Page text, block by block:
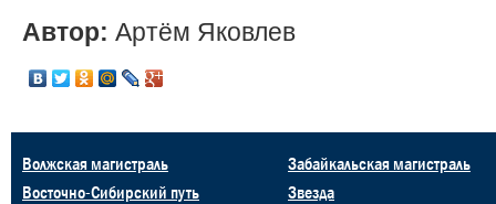
Автор: Артём Яковлев
Волжская магистраль
Восточно-Сибирский путь
Забайкальская магистраль
Звезда